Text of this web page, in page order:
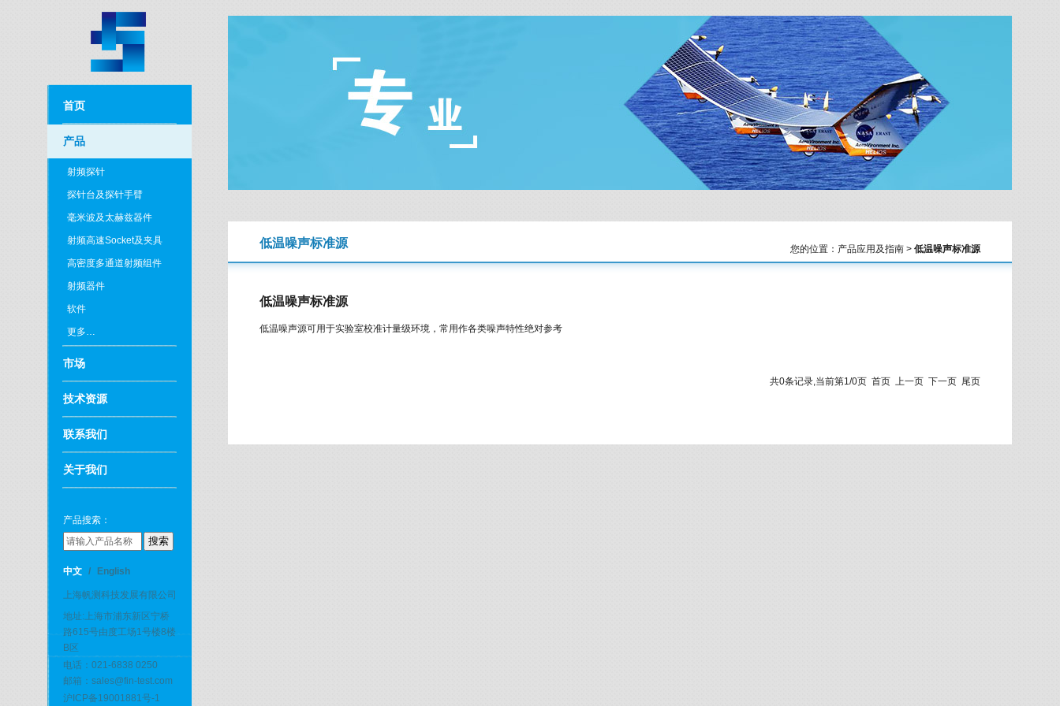
首页
产品
射频探针
探针台及探针手臂
毫米波及太赫兹器件
射频高速Socket及夹具
高密度多通道射频组件
射频器件
软件
更多…
市场
技术资源
联系我们
关于我们
产品搜索：
中文 / English
上海帆测科技发展有限公司
地址:上海市浦东新区宁桥
路615号由度工场1号楼8楼
B区
电话：021-6838 0250
邮箱：sales@fin-test.com
沪ICP备19001881号-1
低温噪声标准源 您的位置：产品应用及指南 > 低温噪声标准源
低温噪声标准源
低温噪声源可用于实验室校准计量级环境，常用作各类噪声特性绝对参考
共0条记录,当前第1/0页 首页 上一页 下一页 尾页